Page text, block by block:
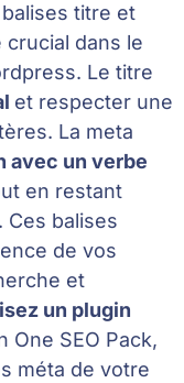
titre et
dans le
Le titre
et respecter une
La meta
avec un verbe
en restant
Ces balises
de vos
et
un plugin
One SEO Pack,
méta de votre